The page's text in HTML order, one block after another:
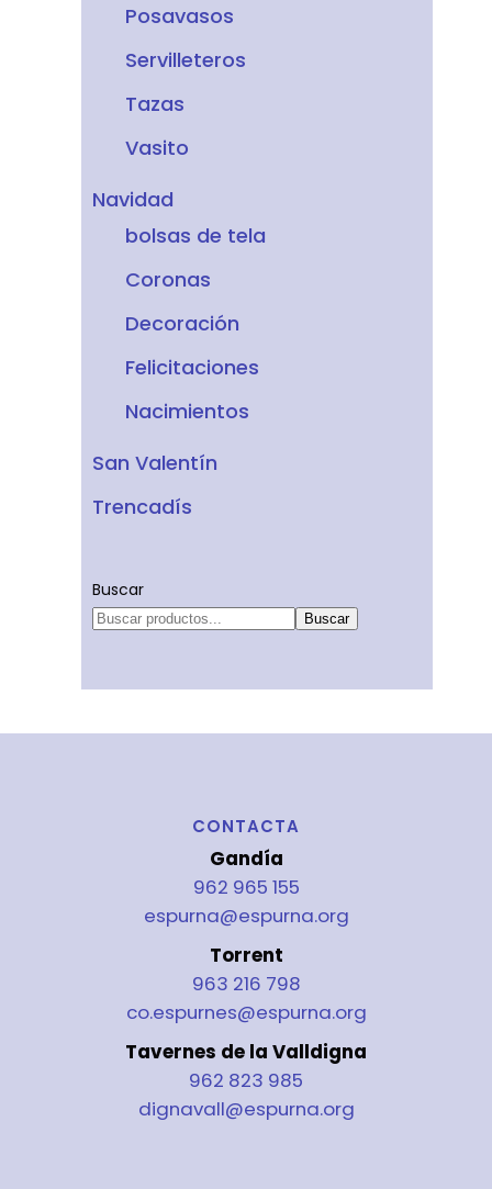
Posavasos
Servilleteros
Tazas
Vasito
Navidad
bolsas de tela
Coronas
Decoración
Felicitaciones
Nacimientos
San Valentín
Trencadís
Buscar
Buscar
CONTACTA
Gandía
962 965 155
espurna@espurna.org
Torrent
963 216 798
co.espurnes@espurna.org
Tavernes de la Valldigna
962 823 985
dignavall@espurna.org